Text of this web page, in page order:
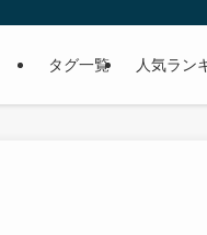
タグ一覧 人気ラン